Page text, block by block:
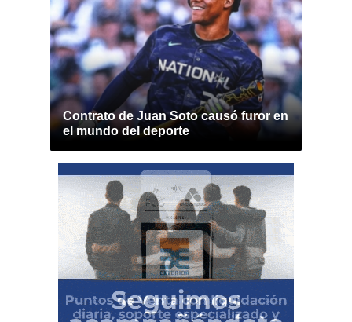
Contrato de Juan Soto causó furor en
el mundo del deporte